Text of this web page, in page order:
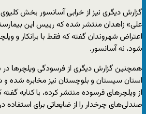
گزارش دیگری نیز از خرابی آسانسور بخش کلیوی
علی» زاهدان منتشر شده که رییس این
اعتراض شهروندان گفته که فقط با برانکار و
شود، نه آسانسور.
همچنین گزارش دیگری از فرسودگی ویلچرها در
استان سیستان و بلوچستان نیز مخابره شده و
از ویلچرهای فرسوده منتشر کرده، با کنایه
صندلی‌های چرخدار را از ضایعاتی برای استفاده